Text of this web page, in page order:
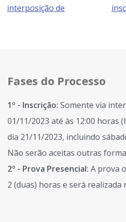
interposição de
Fases do Processo
1º - Inscrição: Somente via
01/11/2023 até às 12:00 horas
dia 21/11/2023, incluindo
Não serão aceitas outras
2º - Prova Presencial: A prova
2 (duas) horas e será realizada